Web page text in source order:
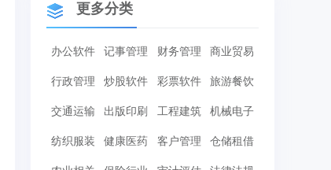
更多分类
办公软件 记事管理 财务管理 商业贸易
行政管理 炒股软件 彩票软件 旅游餐饮
交通运输 出版印刷 工程建筑 机械电子
纺织服装 健康医药 客户管理 仓储租借